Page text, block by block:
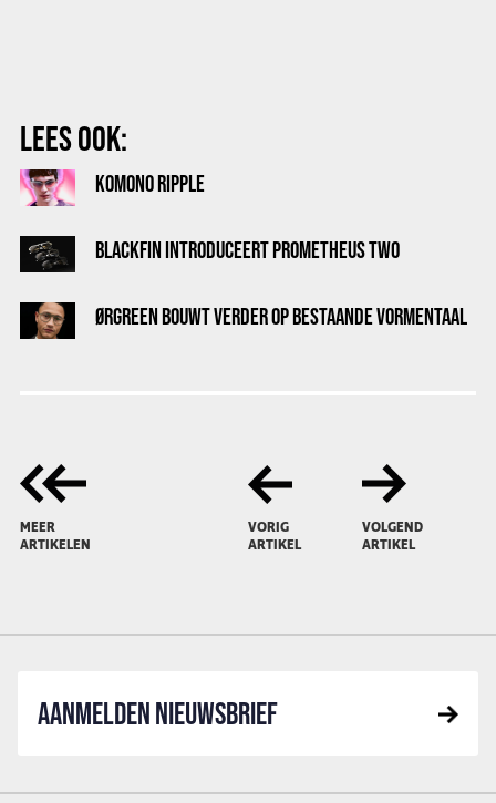
LEES OOK:
KOMONO RIPPLE
BLACKFIN INTRODUCEERT PROMETHEUS TWO
ØRGREEN BOUWT VERDER OP BESTAANDE VORMENTAAL
MEER
ARTIKELEN
VORIG
ARTIKEL
VOLGEND
ARTIKEL
AANMELDEN NIEUWSBRIEF